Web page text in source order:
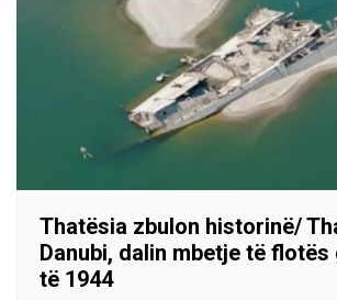
Thatësia zbulon historinë/
Danubi, dalin mbetje të flotës
të 1944